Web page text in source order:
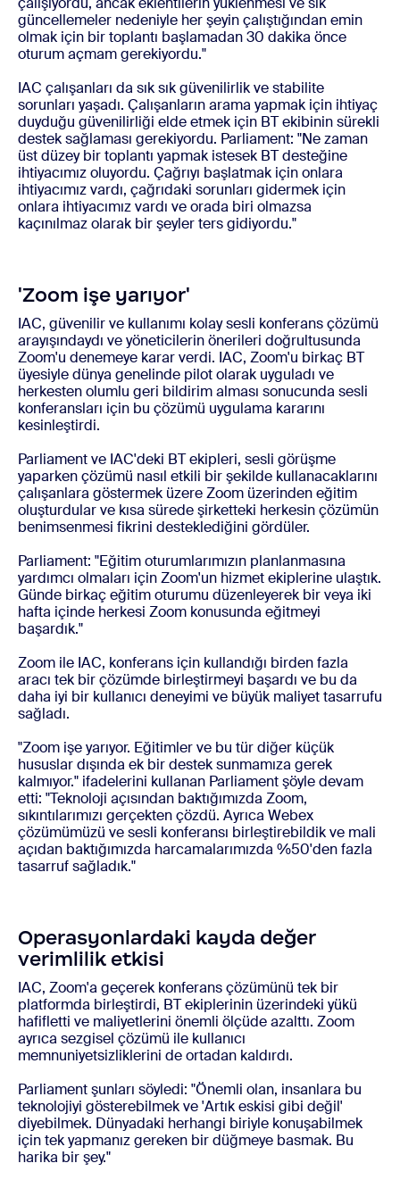
güncellemeler nedeniyle her şeyin çalıştığından emin
olmak için bir toplantı başlamadan 30 dakika önce
oturum açmam gerekiyordu."
IAC çalışanları da sık sık güvenilirlik ve stabilite
sorunları yaşadı. Çalışanların arama yapmak için ihtiyaç
duyduğu güvenilirliği elde etmek için BT ekibinin sürekli
destek sağlaması gerekiyordu. Parliament: "Ne zaman
üst düzey bir toplantı yapmak istesek BT desteğine
ihtiyacımız oluyordu. Çağrıyı başlatmak için onlara
ihtiyacımız vardı, çağrıdaki sorunları gidermek için
onlara ihtiyacımız vardı ve orada biri olmazsa
kaçınılmaz olarak bir şeyler ters gidiyordu."
'Zoom işe yarıyor'
IAC, güvenilir ve kullanımı kolay sesli konferans çözümü
arayışındaydı ve yöneticilerin önerileri doğrultusunda
Zoom'u denemeye karar verdi. IAC, Zoom'u birkaç BT
üyesiyle dünya genelinde pilot olarak uyguladı ve
herkesten olumlu geri bildirim alması sonucunda sesli
konferansları için bu çözümü uygulama kararını
kesinleştirdi.
Parliament ve IAC'deki BT ekipleri, sesli görüşme
yaparken çözümü nasıl etkili bir şekilde kullanacaklarını
çalışanlara göstermek üzere Zoom üzerinden eğitim
oluşturdular ve kısa sürede şirketteki herkesin çözümün
benimsenmesi fikrini desteklediğini gördüler.
Parliament: "Eğitim oturumlarımızın planlanmasına
yardımcı olmaları için Zoom'un hizmet ekiplerine ulaştık.
Günde birkaç eğitim oturumu düzenleyerek bir veya iki
hafta içinde herkesi Zoom konusunda eğitmeyi
başardık."
Zoom ile IAC, konferans için kullandığı birden fazla
aracı tek bir çözümde birleştirmeyi başardı ve bu da
daha iyi bir kullanıcı deneyimi ve büyük maliyet tasarrufu
sağladı.
"Zoom işe yarıyor. Eğitimler ve bu tür diğer küçük
hususlar dışında ek bir destek sunmamıza gerek
kalmıyor." ifadelerini kullanan Parliament şöyle devam
etti: "Teknoloji açısından baktığımızda Zoom,
sıkıntılarımızı gerçekten çözdü. Ayrıca Webex
çözümümüzü ve sesli konferansı birleştirebildik ve mali
açıdan baktığımızda harcamalarımızda %50'den fazla
tasarruf sağladık."
Operasyonlardaki kayda değer
verimlilik etkisi
IAC, Zoom'a geçerek konferans çözümünü tek bir
platformda birleştirdi, BT ekiplerinin üzerindeki yükü
hafifletti ve maliyetlerini önemli ölçüde azalttı. Zoom
ayrıca sezgisel çözümü ile kullanıcı
memnuniyetsizliklerini de ortadan kaldırdı.
Parliament şunları söyledi: "Önemli olan, insanlara bu
teknolojiyi gösterebilmek ve 'Artık eskisi gibi değil'
diyebilmek. Dünyadaki herhangi biriyle konuşabilmek
için tek yapmanız gereken bir düğmeye basmak. Bu
harika bir şey."